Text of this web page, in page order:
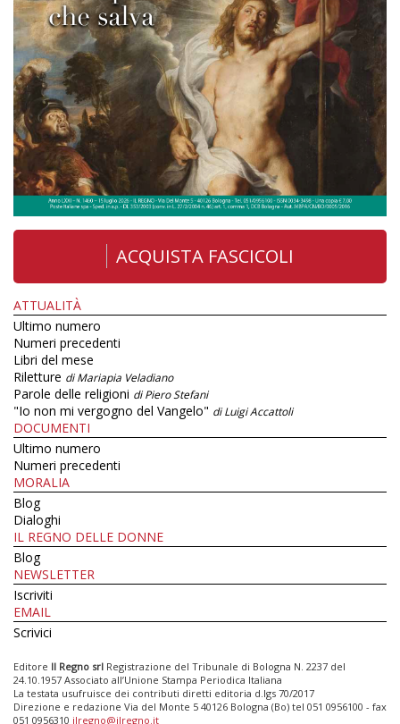
ACQUISTA FASCICOLI
ATTUALITÀ
Ultimo numero
Numeri precedenti
Libri del mese
Riletture di Mariapia Veladiano
Parole delle religioni di Piero Stefani
"Io non mi vergogno del Vangelo" di Luigi Accattoli
DOCUMENTI
Ultimo numero
Numeri precedenti
MORALIA
Blog
Dialoghi
IL REGNO DELLE DONNE
Blog
NEWSLETTER
Iscriviti
EMAIL
Scrivici
Editore Il Regno srl Registrazione del Tribunale di Bologna N. 2237 del
24.10.1957 Associato all’Unione Stampa Periodica Italiana
La testata usufruisce dei contributi diretti editoria d.lgs 70/2017
Direzione e redazione Via del Monte 5 40126 Bologna (Bo) tel 051 0956100 - fax
051 0956310 ilregno@ilregno.it